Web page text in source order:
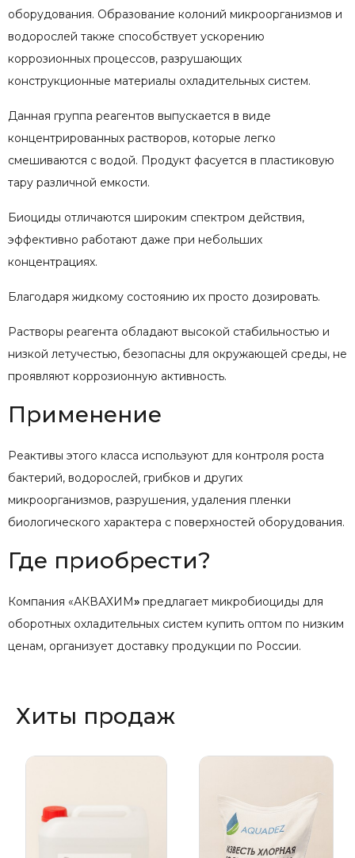
оборудования. Образование колоний микроорганизмов и
водорослей также способствует ускорению
коррозионных процессов, разрушающих
конструкционные материалы охладительных систем.
Данная группа реагентов выпускается в виде
концентрированных растворов, которые легко
смешиваются с водой. Продукт фасуется в пластиковую
тару различной емкости.
Биоциды отличаются широким спектром действия,
эффективно работают даже при небольших
концентрациях.
Благодаря жидкому состоянию их просто дозировать.
Растворы реагента обладают высокой стабильностью и
низкой летучестью, безопасны для окружающей среды, не
проявляют коррозионную активность.
Применение
Реактивы этого класса используют для контроля роста
бактерий, водорослей, грибков и других
микроорганизмов, разрушения, удаления пленки
биологического характера с поверхностей оборудования.
Где приобрести?
Компания «АКВАХИМ» предлагает микробиоциды для
оборотных охладительных систем купить оптом по низким
ценам, организует доставку продукции по России.
Хиты продаж